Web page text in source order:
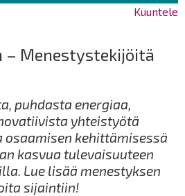
Kuuntele
– Menestystekijöitä
puhdasta energiaa,
yhteistyötä
osaamisen kehittämisessä
kasvua tulevaisuuteen
Lue lisää menestyksen
sijaintiin!